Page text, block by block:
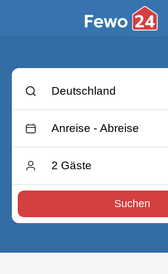
Suchen